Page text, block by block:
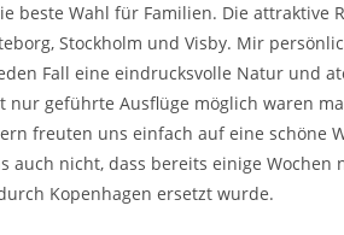
beste Wahl für Familien. Die attraktive
Stockholm und Visby. Mir
Fall eine eindrucksvolle Natur und
geführte Ausflüge möglich waren
freuten uns einfach auf eine schöne
auch nicht, dass bereits einige Wochen
Kopenhagen ersetzt wurde.